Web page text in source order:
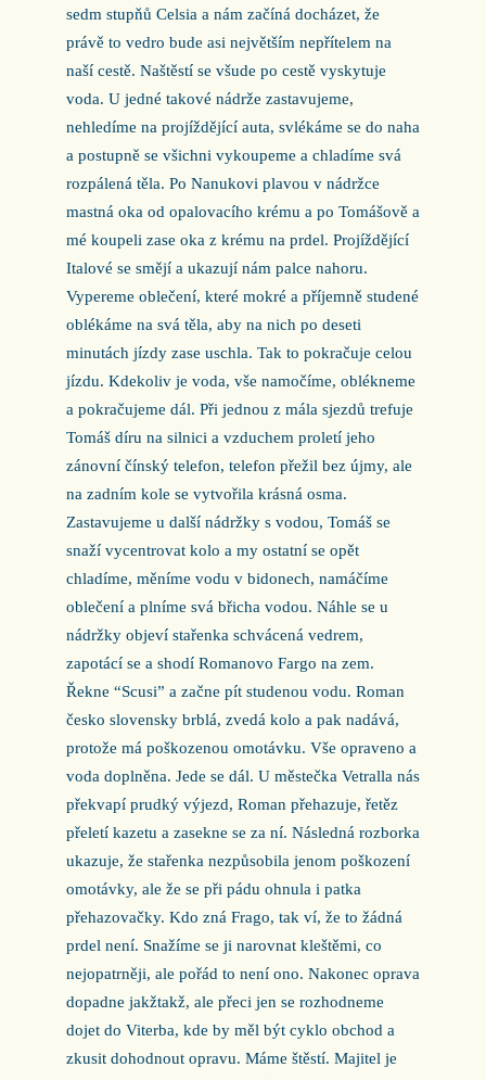
sedm stupňů Celsia a nám začíná docházet, že
právě to vedro bude asi největším nepřítelem na
naší cestě. Naštěstí se všude po cestě vyskytuje
voda. U jedné takové nádrže zastavujeme,
nehledíme na projíždějící auta, svlékáme se do naha
a postupně se všichni vykoupeme a chladíme svá
rozpálená těla. Po Nanukovi plavou v nádržce
mastná oka od opalovacího krému a po Tomášově a
mé koupeli zase oka z krému na prdel. Projíždějící
Italové se smějí a ukazují nám palce nahoru.
Vypereme oblečení, které mokré a příjemně studené
oblékáme na svá těla, aby na nich po deseti
minutách jízdy zase uschla. Tak to pokračuje celou
jízdu. Kdekoliv je voda, vše namočíme, oblékneme
a pokračujeme dál. Při jednou z mála sjezdů trefuje
Tomáš díru na silnici a vzduchem proletí jeho
zánovní čínský telefon, telefon přežil bez újmy, ale
na zadním kole se vytvořila krásná osma.
Zastavujeme u další nádržky s vodou, Tomáš se
snaží vycentrovat kolo a my ostatní se opět
chladíme, měníme vodu v bidonech, namáčíme
oblečení a plníme svá břicha vodou. Náhle se u
nádržky objeví stařenka schvácená vedrem,
zapotácí se a shodí Romanovo Fargo na zem.
Řekne “Scusi” a začne pít studenou vodu. Roman
česko slovensky brblá, zvedá kolo a pak nadává,
protože má poškozenou omotávku. Vše opraveno a
voda doplněna. Jede se dál. U městečka Vetralla nás
překvapí prudký výjezd, Roman přehazuje, řetěz
přeletí kazetu a zasekne se za ní. Následná rozborka
ukazuje, že stařenka nezpůsobila jenom poškození
omotávky, ale že se při pádu ohnula i patka
přehazovačky. Kdo zná Frago, tak ví, že to žádná
prdel není. Snažíme se ji narovnat kleštěmi, co
nejopatrněji, ale pořád to není ono. Nakonec oprava
dopadne jakžtakž, ale přeci jen se rozhodneme
dojet do Viterba, kde by měl být cyklo obchod a
zkusit dohodnout opravu. Máme štěstí. Majitel je